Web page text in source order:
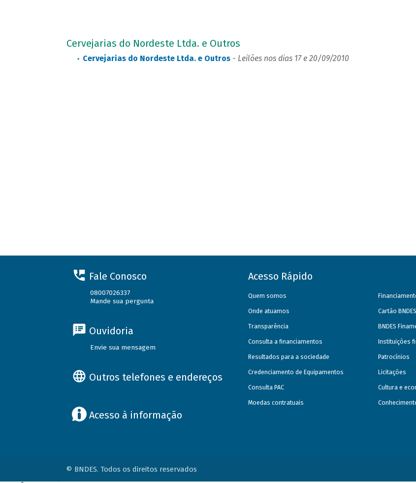
Cervejarias do Nordeste Ltda. e Outros
Cervejarias do Nordeste Ltda. e Outros- Leilões nos dias 17 e 20/09/2010
Fale Conosco
08007026337
Mande sua pergunta
Ouvidoria
Envie sua mensagem
Outros telefones e endereços
Acesso à informação
Acesso Rápido
Quem somos
Onde atuamos
Transparência
Consulta a financiamentos
Resultados para a sociedade
Credenciamento de Equipamentos
Consulta PAC
Moedas contratuais
Cartão BNDES
BNDES
Instituições
Patrocínios
Licitações
Cultura e
© BNDES. Todos os direitos reservados